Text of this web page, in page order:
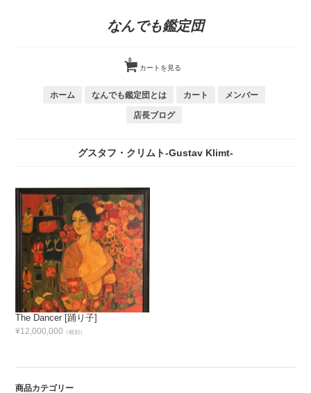
なんでも鑑定団
カートを見る
0
ホーム なんでも鑑定団とは カート メンバー
店長ブログ
グスタフ・クリムト-Gustav Klimt-
The Dancer [踊り子]
¥12,000,000 （税別）
商品カテゴリー